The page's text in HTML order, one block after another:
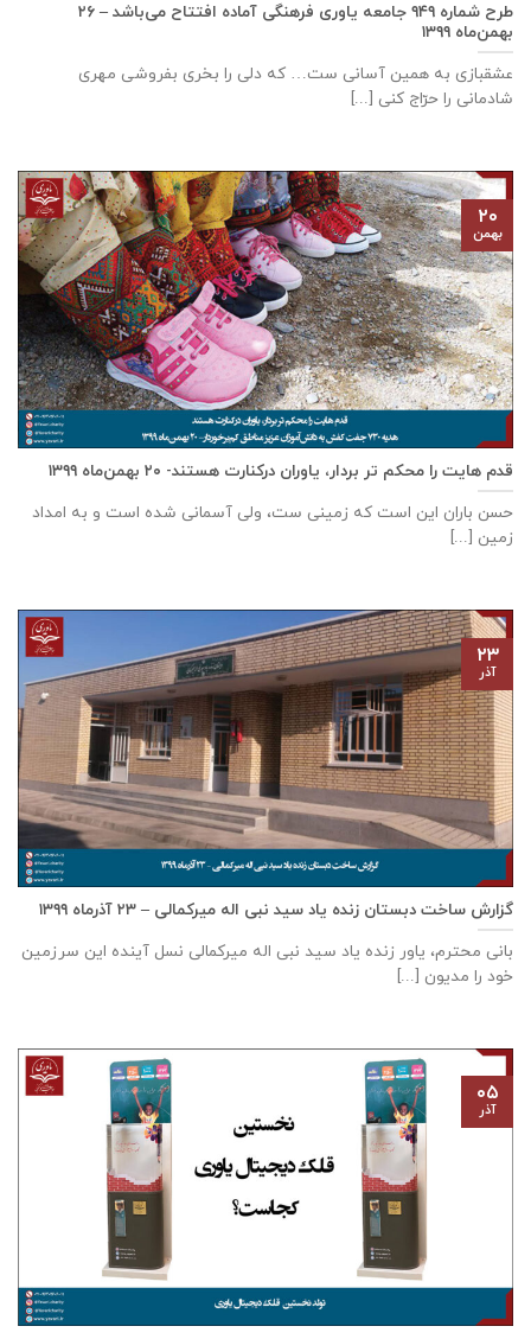
طرح شماره ۹۴۹ جامعه ياوری فرهنگی آماده افتتاح می‌باشد – ۲۶
بهمن‌ماه ۱۳۹۹
عشقبازی به همین آسانی ست… که دلی را بخری بفروشی مهری
شادمانی را حرّاج کنی [...]
قدم هایت را محکم تر بردار، یاوران درکنارت هستند- ۲۰ بهمن‌ماه ۱۳۹۹
حسن باران این است که زمینی ست، ولی آسمانی شده است و به امداد
زمین [...]
۲۰
بهمن
گزارش ساخت دبستان زنده ياد سيد نبی اله ميركمالی – ۲۳ آذر‌ماه ۱۳۹۹
بانی محترم، یاور زنده ياد سيد نبی اله ميركمالی نسل آینده این سرزمین
خود را مدیون [...]
۲۳
آذر
۰۵
آذر